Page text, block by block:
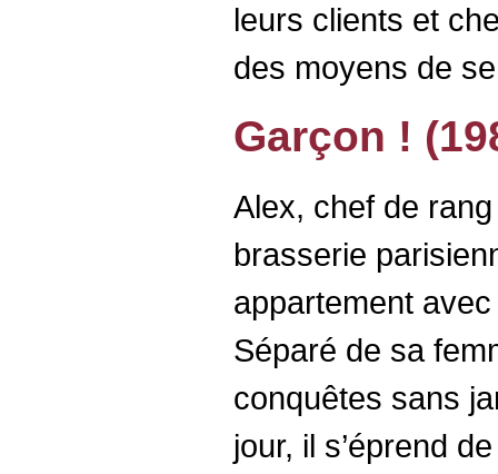
leurs clients et
des moyens de
Garçon !
Alex, chef de
brasserie
appartement
Séparé de sa
conquêtes sans
jour, il s’éprend